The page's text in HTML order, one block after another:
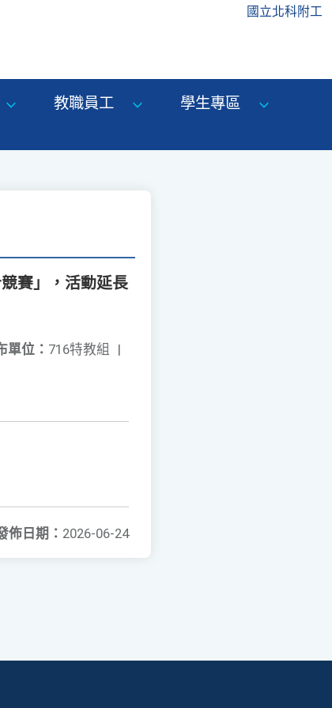
國立北科附工
教職員工
學生專區
賽」，活動延長
單位： 716特教組 |
佈日期： 2026-06-24